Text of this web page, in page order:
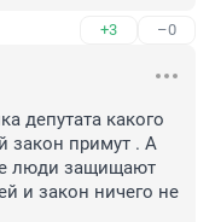
+3 –0
депутата какого
закон примут . А
люди защищают
и закон ничего не